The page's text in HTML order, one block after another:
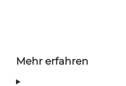
Mehr erfahren